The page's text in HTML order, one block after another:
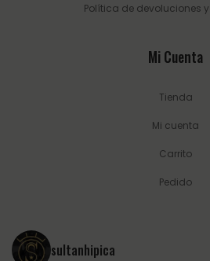
Política de devoluciones
Mi Cuenta
Tienda
Mi cuenta
Carrito
Pedido
sultanhipica